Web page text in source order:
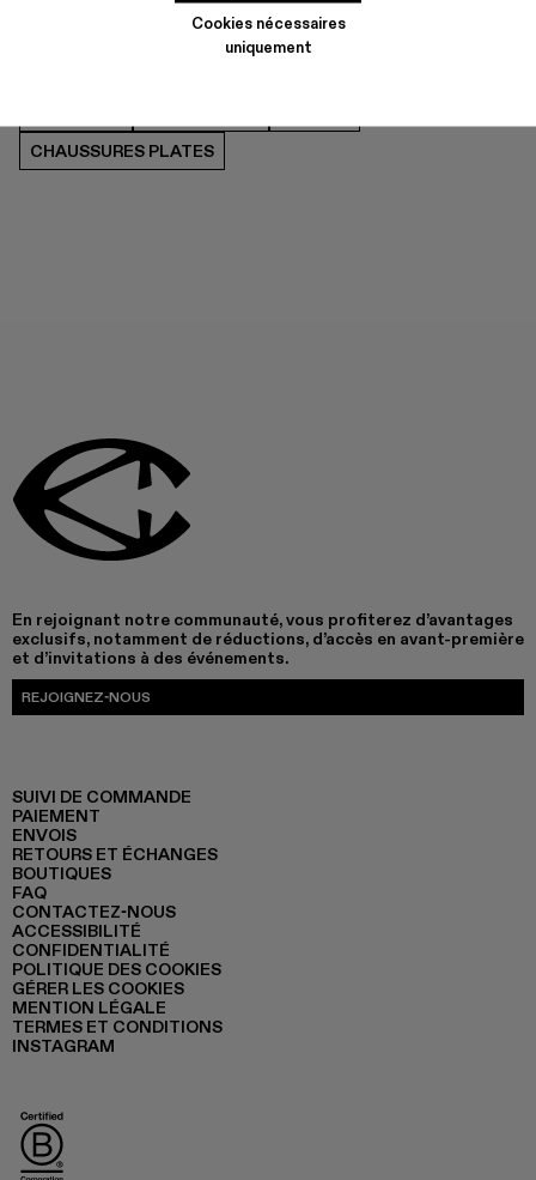
Cookies nécessaires
uniquement
AUTRES CATÉGORIES
CHAUSSURES PLATES
En rejoignant notre communauté, vous profiterez d’avantages
exclusifs, notamment de réductions, d’accès en avant-première
et d’invitations à des événements.
REJOIGNEZ-NOUS
SUIVI DE COMMANDE
PAIEMENT
ENVOIS
RETOURS ET ÉCHANGES
BOUTIQUES
FAQ
CONTACTEZ-NOUS
ACCESSIBILITÉ
CONFIDENTIALITÉ
POLITIQUE DES COOKIES
GÉRER LES COOKIES
MENTION LÉGALE
TERMES ET CONDITIONS
INSTAGRAM